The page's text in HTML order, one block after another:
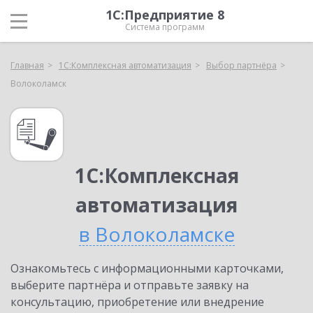
1С:Предприятие 8
Система программ
Главная 1С:Комплексная автоматизация
Выбор партнёра
Волоколамск
1С:Комплексная
автоматизация
в Волоколамске
Ознакомьтесь с информационными карточками,
выберите партнёра и отправьте заявку на
консультацию, приобретение или внедрение